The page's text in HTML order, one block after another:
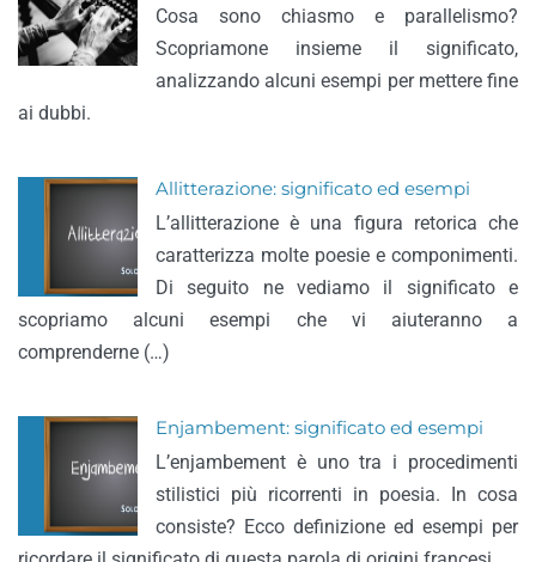
Cosa sono chiasmo e parallelismo?
Scopriamone insieme il significato,
analizzando alcuni esempi per mettere fine
ai dubbi.
Allitterazione: significato ed esempi
L’allitterazione è una figura retorica che
caratterizza molte poesie e componimenti.
Di seguito ne vediamo il significato e
scopriamo alcuni esempi che vi aiuteranno a
comprenderne (…)
Enjambement: significato ed esempi
L’enjambement è uno tra i procedimenti
stilistici più ricorrenti in poesia. In cosa
consiste? Ecco definizione ed esempi per